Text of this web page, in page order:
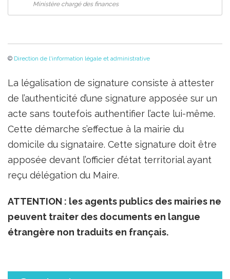
Ministère chargé des finances
© Direction de l'information légale et administrative
La légalisation de signature consiste à attester
de l’authenticité d’une signature apposée sur un
acte sans toutefois authentifier l’acte lui-même.
Cette démarche s’effectue à la mairie du
domicile du signataire. Cette signature doit être
apposée devant l’officier d’état territorial ayant
reçu délégation du Maire.
ATTENTION : les agents publics des mairies ne
peuvent traiter des documents en langue
étrangère non traduits en français.